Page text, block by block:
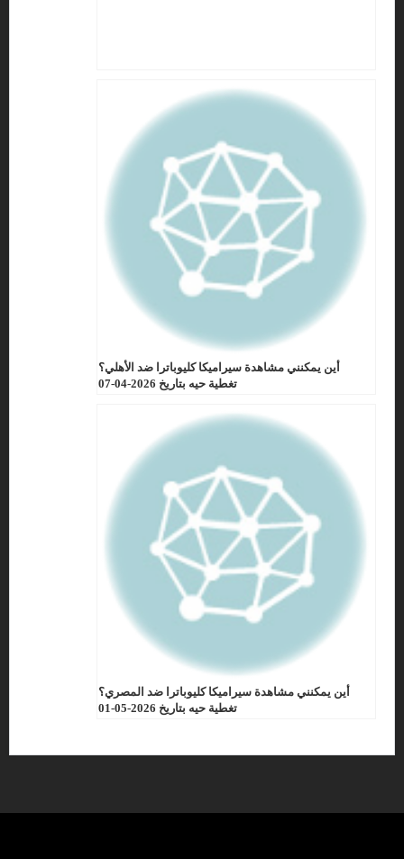
أين يمكنني مشاهدة سيراميكا كليوباترا ضد الأهلي؟
تغطية حيه بتاريخ 2026-04-07
أين يمكنني مشاهدة سيراميكا كليوباترا ضد المصري؟
تغطية حيه بتاريخ 2026-05-01